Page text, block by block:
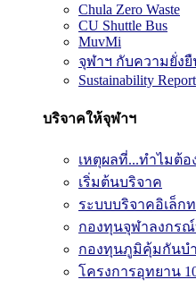
Chula Zero Waste
CU Shuttle Bus
MuvMi
จุฬาฯ กับความยั่ง
Sustainability Report
บริจาคให้จุฬาฯ
เหตุผลที่...ทำไมต้
เริ่มต้นบริจาค
ระบบบริจาคอิเล็ก
กองทุนจุฬาลงกร
กองทุนภูมิคุ้มกันบำ
โครงการอุทยาน